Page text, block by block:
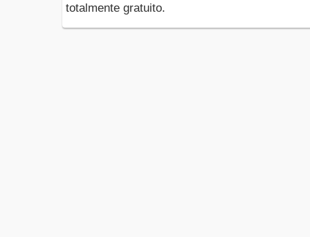
totalmente gratuito.